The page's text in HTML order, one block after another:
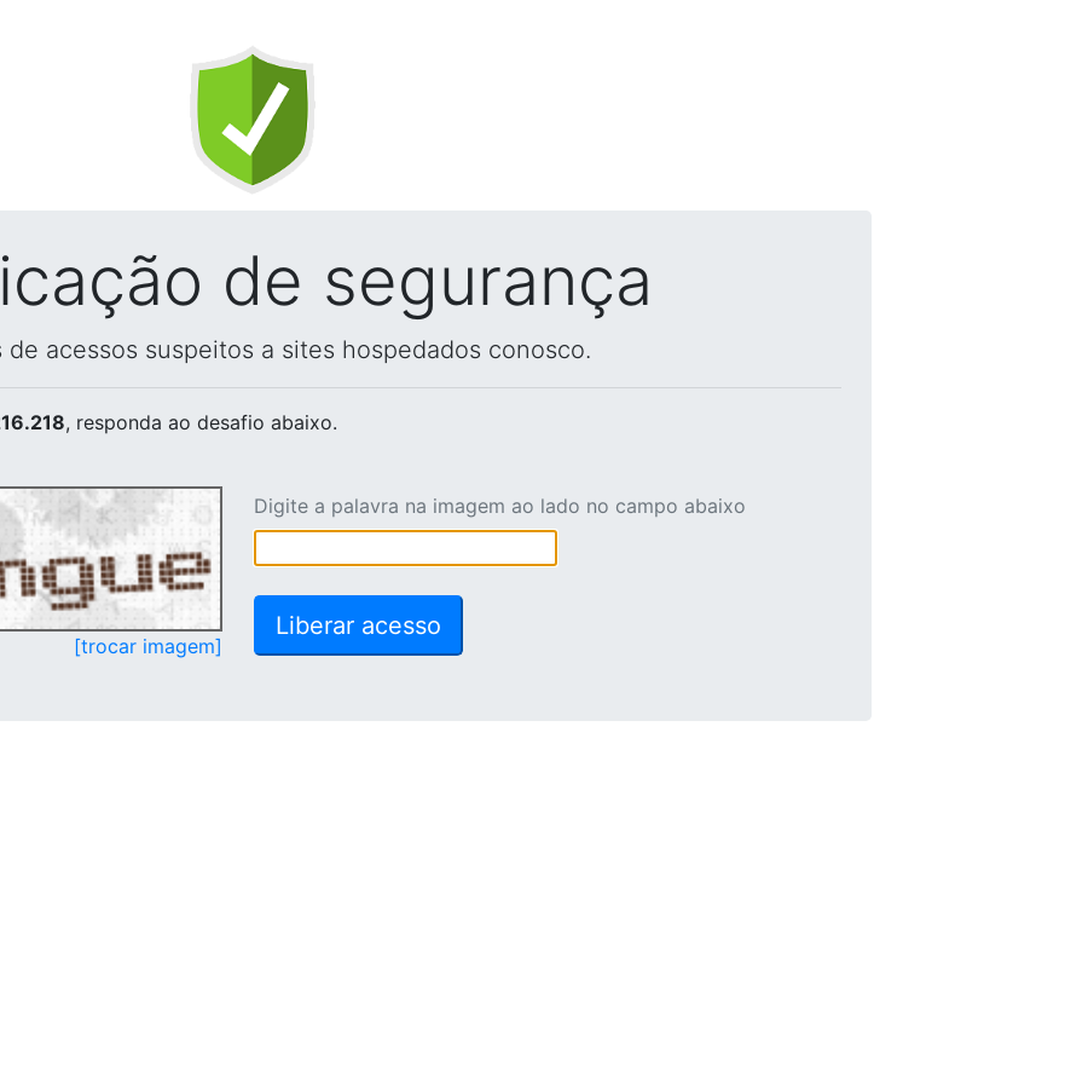
de segurança
acessos suspeitos a sites hospedados conosco.
, responda ao desafio abaixo.
[trocar imagem]
Digite a palavra na imagem ao lado no campo abaixo